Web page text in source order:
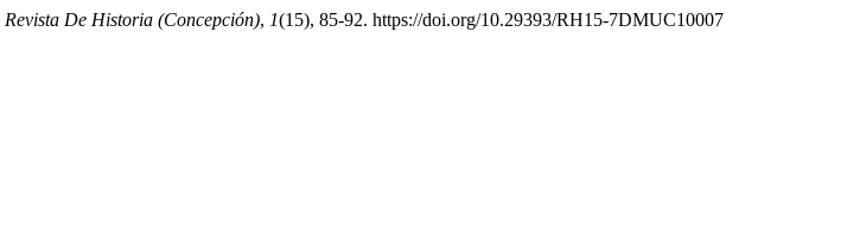
Revista De Historia (Concepción), 1(15), 85-92. https://doi.org/10.29393/RH15-7DMUC10007